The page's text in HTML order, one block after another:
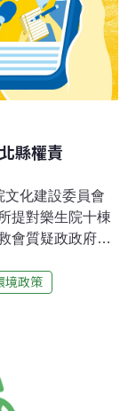
斷陳情抗爭，引
凝聚
縣權責
文化建設委員會
提對樂生院十棟
會質疑政政府以
舍、中山堂、行
院舍，都有位於
而不保，勢必影
烈抗議「10棟擇
自救會溝通說
境政策